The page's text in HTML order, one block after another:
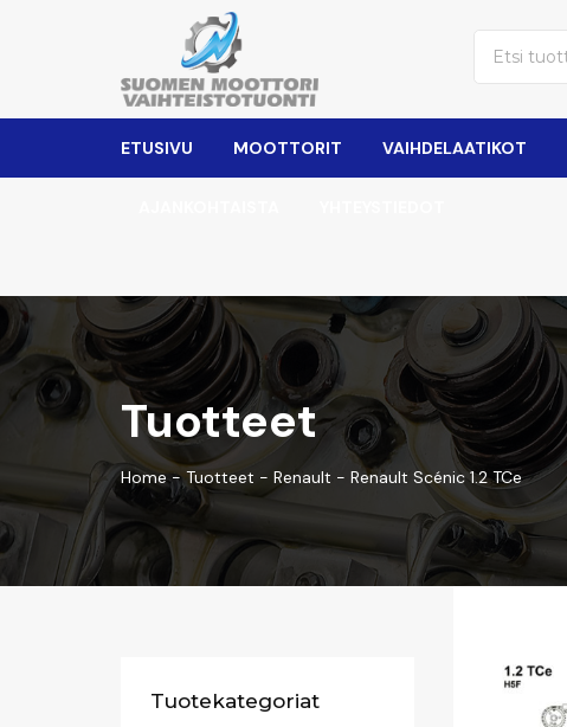
ETUSIVU MOOTTORIT VAIHDELAATIKOT
Tuotteet
Home-Tuotteet - Renault - Renault Scénic 1.2 TCe
Tuotekategoriat